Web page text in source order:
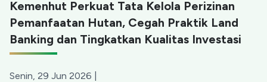
Kemenhut Perkuat Tata Kelola Perizinan
Pemanfaatan Hutan, Cegah Praktik Land
Banking dan Tingkatkan Kualitas Investasi
Senin, 29 Jun 2026